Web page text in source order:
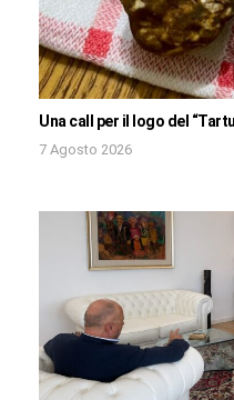
Una call per il logo del
7 Agosto 2026